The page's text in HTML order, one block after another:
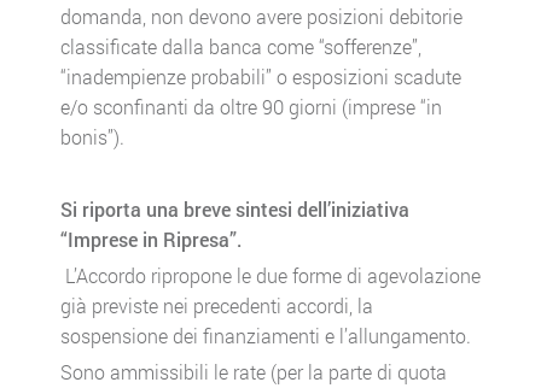
domanda, non devono avere posizioni debitorie
classificate dalla banca come “sofferenze”,
“inadempienze probabili” o esposizioni scadute
e/o sconfinanti da oltre 90 giorni (imprese “in
bonis”).
Si riporta una breve sintesi dell’iniziativa
“Imprese in Ripresa”.
L’Accordo ripropone le due forme di agevolazione
già previste nei precedenti accordi, la
sospensione dei finanziamenti e l’allungamento.
Sono ammissibili le rate (per la parte di quota